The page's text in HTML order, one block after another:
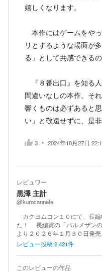
嬉しくなります。
本作にはゲームをや
リとするような場面が
る」として共感できる
『８番出口』を知る
間違いなしの本作。そ
響くものは必ずあると
い」と敬遠せずに、是
3 2024年10月27日
レビュワー
黒澤 主計
@kurocannele
カクヨムコン１０にて、長
た！ 長編賞の「パルメザンの
より２０２６年１月３０日発
レビュー投稿2,421件
このレビューの作品